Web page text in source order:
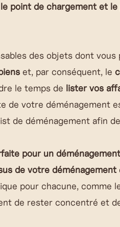
point de chargement et
des objets dont vous
et, par conséquent, le
le temps de lister vos
de votre déménagement
de déménagement afin
pour un
de votre déménagement
pour chacune, comme
de rester concentré et